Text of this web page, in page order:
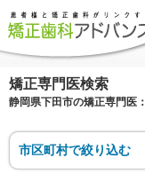
矯正専門医検索
静岡県下田市の矯正専門医：
市区町村で絞り込む